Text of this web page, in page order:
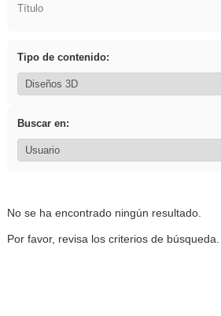
Título
Tipo de contenido:
Buscar en:
No se ha encontrado ningún resultado.
Por favor, revisa los criterios de búsqueda.